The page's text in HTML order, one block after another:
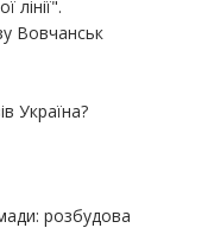
лінії".
Вовчанськ
Україна?
розбудова